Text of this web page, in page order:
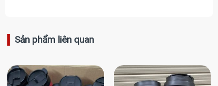
Sản phẩm liên quan